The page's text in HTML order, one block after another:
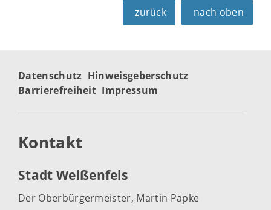
zurück nach oben
Datenschutz Hinweisgeberschutz
Barrierefreiheit Impressum
Kontakt
Stadt Weißenfels
Der Oberbürgermeister, Martin Papke